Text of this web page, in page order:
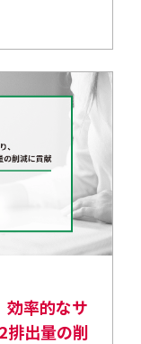
効率的なサ
排出量の削